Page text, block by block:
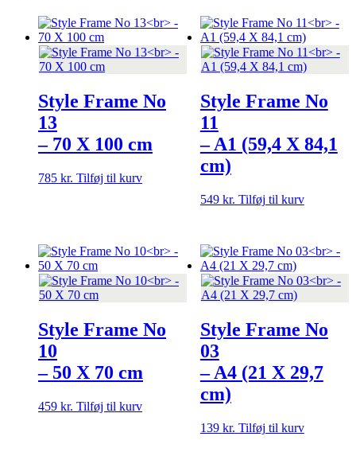
Style Frame No
13
– 70 X 100 cm
785 kr. Tilføj til kurv
Style Frame No
11
– A1 (59,4 X 84,1
cm)
549 kr. Tilføj til kurv
Style Frame No
10
– 50 X 70 cm
459 kr. Tilføj til kurv
Style Frame No
03
– A4 (21 X 29,7
cm)
139 kr. Tilføj til kurv